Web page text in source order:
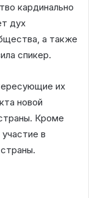
кардинально
дух
а также
спикер.
их
новой
Кроме
в